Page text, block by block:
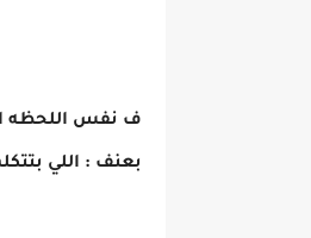
ف نفس اللحظه
بعنف : اللي